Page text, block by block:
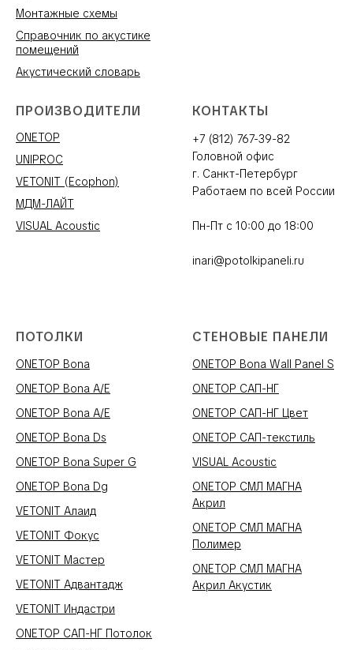
Монтажные схемы
Справочник по акустике
помещений
Акустический словарь
ПРОИЗВОДИТЕЛИ
ONETOP
UNIPROC
VETONIT (Ecophon)
МДМ-ЛАЙТ
VISUAL Acoustic
КОНТАКТЫ
+7 (812) 767-39-82
Головной офис
г. Санкт-Петербург
Работаем по всей России
Пн-Пт с 10:00 до 18:00
inari@potolkipaneli.ru
ПОТОЛКИ
ONETOP Bona
ONETOP Bona A/E
ONETOP Bona A/E
ONETOP Bona Ds
ONETOP Bona Super G
ONETOP Bona Dg
VETONIT Алаид
VETONIT Фокус
VETONIT Мастер
VETONIT Адвантадж
VETONIT Индастри
ONETOP САП-НГ Потолок
СТЕНОВЫЕ ПАНЕЛИ
ONETOP Bona Wall Panel S
ONETOP САП-НГ
ONETOP САП-НГ Цвет
ONETOP САП-текстиль
VISUAL Acoustic
ONETOP СМЛ МАГНА
Акрил
ONETOP СМЛ МАГНА
Полимер
ONETOP СМЛ МАГНА
Акрил Акустик